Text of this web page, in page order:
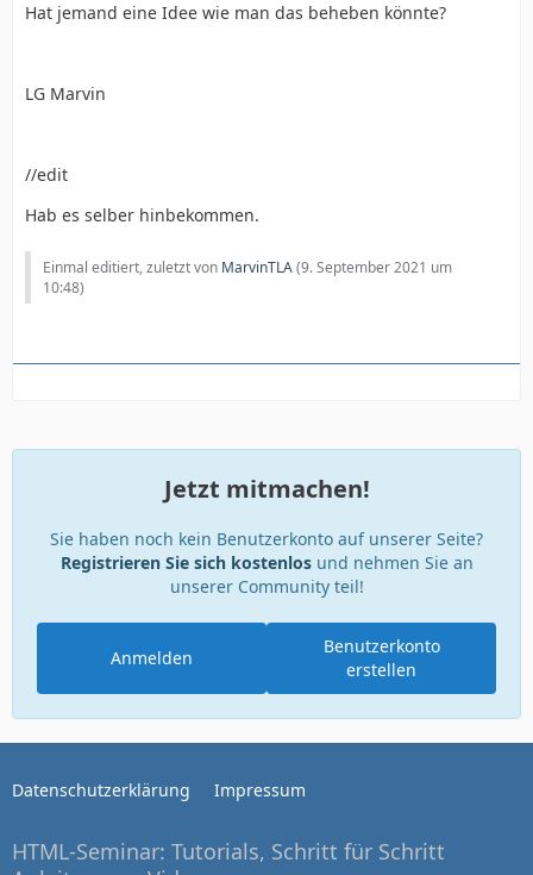
Hat jemand eine Idee wie man das beheben könnte?
LG Marvin
//edit
Hab es selber hinbekommen.
Einmal editiert, zuletzt von MarvinTLA(9. September 2021 um
10:48)
Jetzt mitmachen!
Sie haben noch kein Benutzerkonto auf unserer Seite?
Registrieren Sie sich kostenlosund nehmen Sie an
unserer Community teil!
Benutzerkonto
erstellen
Anmelden
Datenschutzerklärung Impressum
HTML-Seminar: Tutorials, Schritt für Schritt